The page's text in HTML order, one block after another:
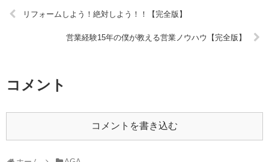
リフォームしよう！絶対しよう！！【完全版】
営業経験15年の僕が教える営業ノウハウ【完全版】
コメント
コメントを書き込む